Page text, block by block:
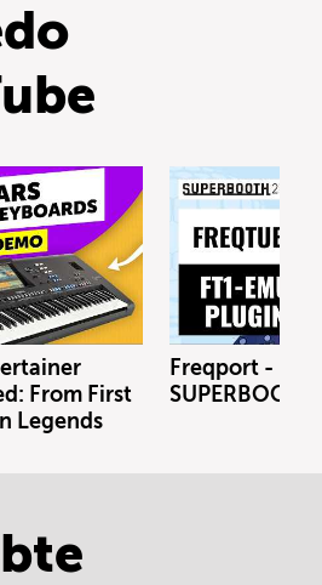
From First
Legends
Freqport -